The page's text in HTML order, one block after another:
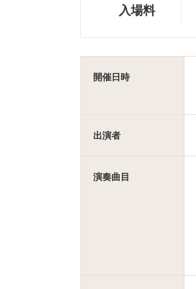
入場料
開催日時
出演者
演奏曲目